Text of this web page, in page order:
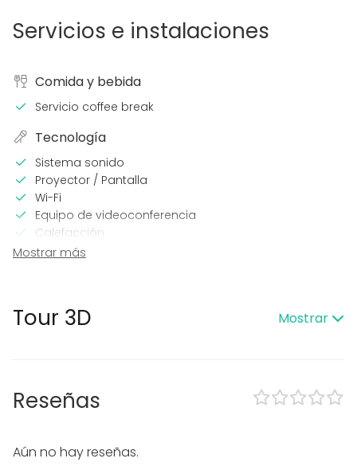
Servicios e instalaciones
Comida y bebida
Servicio coffee break
Tecnología
Sistema sonido
Proyector / Pantalla
Wi-Fi
Equipo de videoconferencia
Calefacción
Aire acondicionado
Alojamiento
Equipamiento
Tipo de eventos
Mostrar más
Tour 3D Mostrar
Reseñas
Aún no hay reseñas.